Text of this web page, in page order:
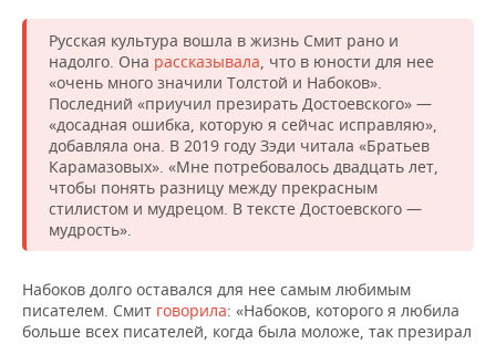
Русская культура вошла в жизнь Смит рано и
надолго. Она рассказывала , что в юности для нее
«очень много значили Толстой и Набоков».
Последний «приучил презирать Достоевского» —
«досадная ошибка, которую я сейчас исправляю»,
добавляла она. В 2019 году Зэди читала «Братьев
Карамазовых». «Мне потребовалось двадцать лет,
чтобы понять разницу между прекрасным
стилистом и мудрецом. В тексте Достоевского —
мудрость».
Набоков долго оставался для нее самым любимым
писателем. Смит говорила: «Набоков, которого я любила
больше всех писателей, когда была моложе, так презирал